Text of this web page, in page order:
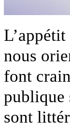
nous
font
publique
sont